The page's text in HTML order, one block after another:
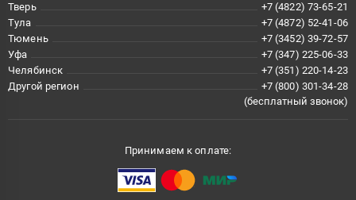
Тверь
+7 (4822) 73-65-21
Тула
+7 (4872) 52-41-06
Тюмень
+7 (3452) 39-72-57
Уфа
+7 (347) 225-06-33
Челябинск
+7 (351) 220-14-23
Другой регион
+7 (800) 301-34-28
(бесплатный звонок)
Принимаем к оплате: